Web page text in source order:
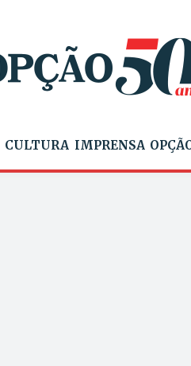
CULTURA IMPRENSA